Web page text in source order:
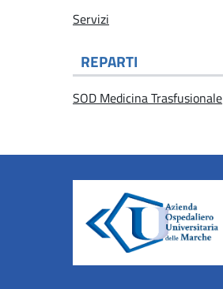
Servizi
REPARTI
SOD Medicina Trasfusionale